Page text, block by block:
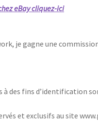
eBay cliquez-ici
je gagne une
des fins d’identification
et exclusifs au site